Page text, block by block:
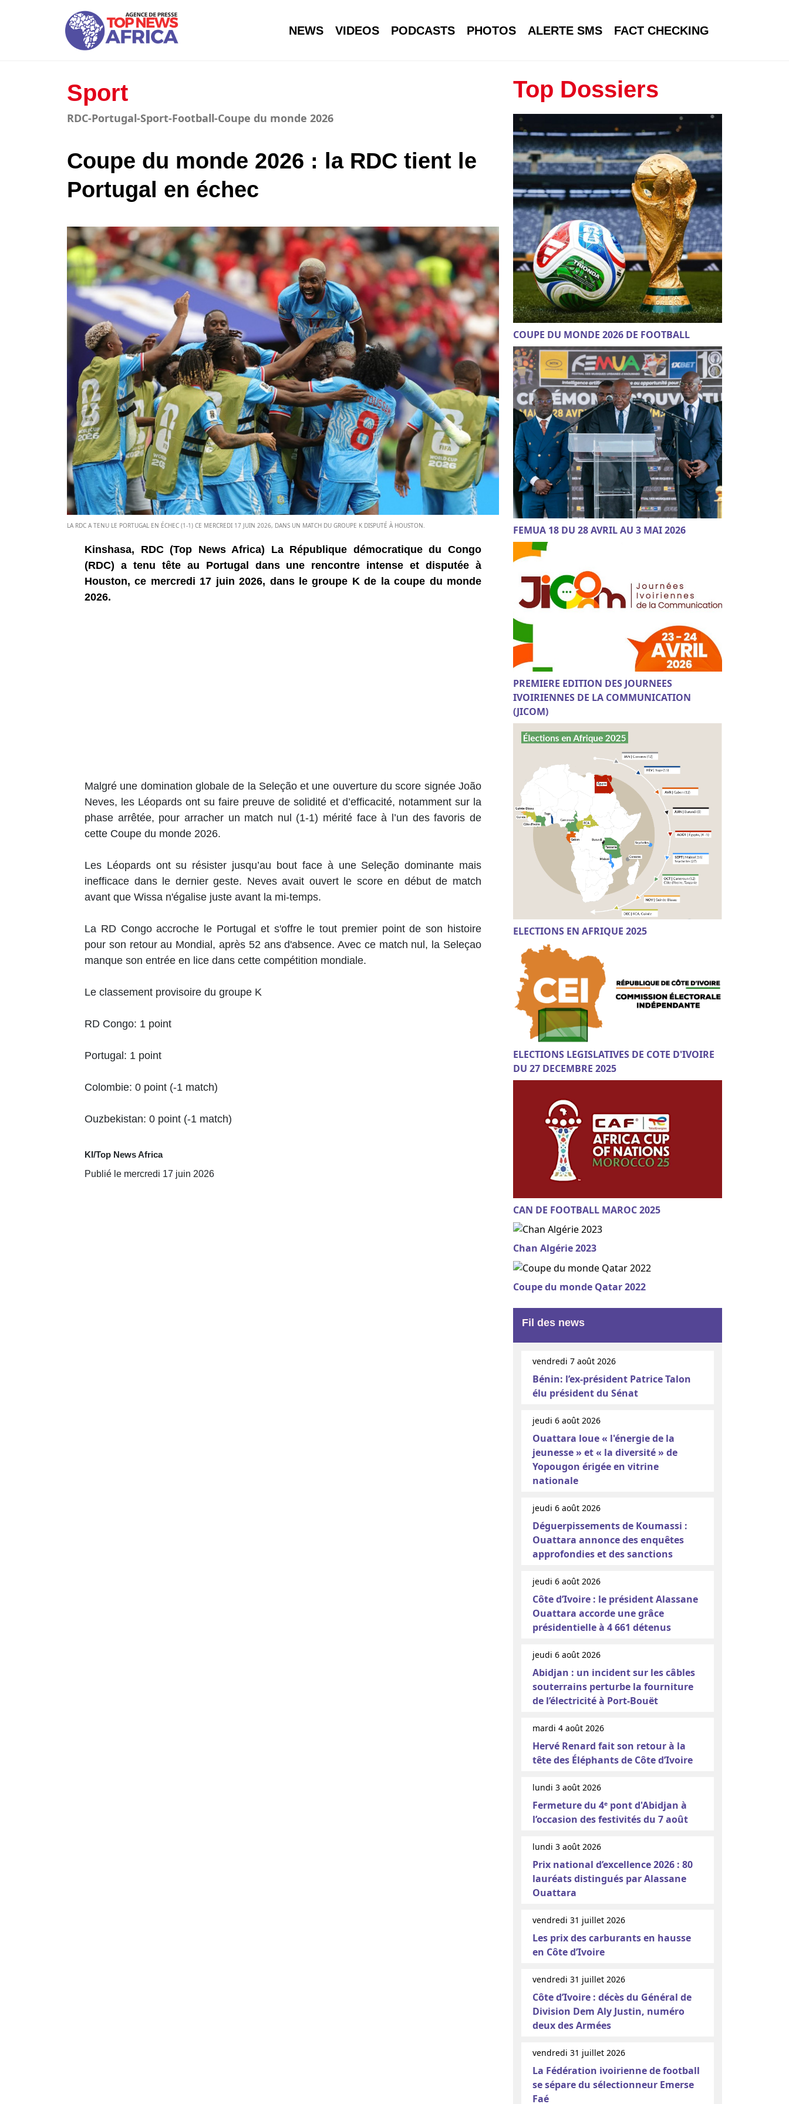
NEWS VIDEOS PODCASTS PHOTOS ALERTE SMS FACT CHECKING
Sport
RDC-Portugal-Sport-Football-Coupe du monde 2026
Coupe du monde 2026 : la RDC tient le
Portugal en échec
LA RDC A TENU LE PORTUGAL EN ÉCHEC (1-1) CE MERCREDI 17 JUIN 2026, DANS UN MATCH DU GROUPE K DISPUTÉ À HOUSTON.
Kinshasa, RDC (Top News Africa) La République démocratique du Congo
(RDC) a tenu tête au Portugal dans une rencontre intense et disputée à
Houston, ce mercredi 17 juin 2026, dans le groupe K de la coupe du monde
2026.
Malgré une domination globale de la Seleção et une ouverture du score signée João
Neves, les Léopards ont su faire preuve de solidité et d’efficacité, notamment sur la
phase arrêtée, pour arracher un match nul (1-1) mérité face à l’un des favoris de
cette Coupe du monde 2026.
Les Léopards ont su résister jusqu’au bout face à une Seleção dominante mais
inefficace dans le dernier geste. Neves avait ouvert le score en début de match
avant que Wissa n'égalise juste avant la mi-temps.
La RD Congo accroche le Portugal et s'offre le tout premier point de son histoire
pour son retour au Mondial, après 52 ans d'absence. Avec ce match nul, la Seleçao
manque son entrée en lice dans cette compétition mondiale.
Le classement provisoire du groupe K
RD Congo: 1 point
Portugal: 1 point
Colombie: 0 point (-1 match)
Ouzbekistan: 0 point (-1 match)
KI/Top News Africa
Publié le mercredi 17 juin 2026
Top Dossiers
COUPE DU MONDE 2026 DE FOOTBALL
FEMUA 18 DU 28 AVRIL AU 3 MAI 2026
PREMIERE EDITION DES JOURNEES
IVOIRIENNES DE LA COMMUNICATION
(JICOM)
ELECTIONS EN AFRIQUE 2025
ELECTIONS LEGISLATIVES DE COTE D'IVOIRE
DU 27 DECEMBRE 2025
CAN DE FOOTBALL MAROC 2025
Chan Algérie 2023
Coupe du monde Qatar 2022
Fil des news
vendredi 7 août 2026
Bénin: l’ex-président Patrice Talon
élu président du Sénat
jeudi 6 août 2026
Ouattara loue « l'énergie de la
jeunesse » et « la diversité » de
Yopougon érigée en vitrine
nationale
jeudi 6 août 2026
Déguerpissements de Koumassi :
Ouattara annonce des enquêtes
approfondies et des sanctions
jeudi 6 août 2026
Côte d’Ivoire : le président Alassane
Ouattara accorde une grâce
présidentielle à 4 661 détenus
jeudi 6 août 2026
Abidjan : un incident sur les câbles
souterrains perturbe la fourniture
de l’électricité à Port-Bouët
mardi 4 août 2026
Hervé Renard fait son retour à la
tête des Éléphants de Côte d’Ivoire
lundi 3 août 2026
Fermeture du 4ᵉ pont d'Abidjan à
l’occasion des festivités du 7 août
lundi 3 août 2026
Prix national d’excellence 2026 : 80
lauréats distingués par Alassane
Ouattara
vendredi 31 juillet 2026
Les prix des carburants en hausse
en Côte d’Ivoire
vendredi 31 juillet 2026
Côte d’Ivoire : décès du Général de
Division Dem Aly Justin, numéro
deux des Armées
vendredi 31 juillet 2026
La Fédération ivoirienne de football
se sépare du sélectionneur Emerse
Faé